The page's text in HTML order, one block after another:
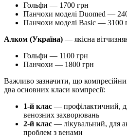
Гольфи — 1700 грн
Панчохи моделі Duomed —
Панчохи моделі Basic — 3100
Алком (Україна) — якісна
Гольфи — 1100 грн
Панчохи — 1800 грн
Важливо зазначити, що
два основних класи компресії:
1-й клас — профілактичний,
венозних захворювань
2-й клас — лікувальний, для
проблем з венами